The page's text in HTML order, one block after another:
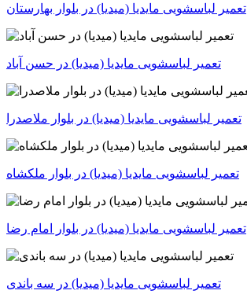
تعمیر لباسشویی مایدیا (میدیا) در بلوار بهارستان
تعمیر لباسشویی مایدیا (میدیا) در حسن آباد
تعمیر لباسشویی مایدیا (میدیا) در بلوار ملاصدرا
تعمیر لباسشویی مایدیا (میدیا) در بلوار ملکشاه
تعمیر لباسشویی مایدیا (میدیا) در بلوار امام رضا
تعمیر لباسشویی مایدیا (میدیا) در سه باندی